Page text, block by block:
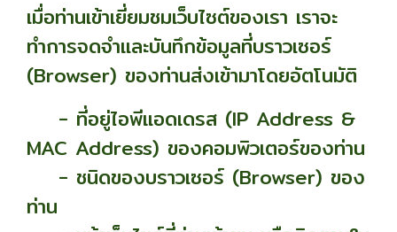
เมื่อท่านเข้าเยี่ยมชมเว็บไซต์ของเรา เราจะ
ทำการจดจำและบันทึกข้อมูลที่บราวเซอร์
(Browser) ของท่านส่งเข้ามาโดยอัตโนมัติ
- ที่อยู่ไอพีแอดเดรส (IP Address &
MAC Address) ของคอมพิวเตอร์ของท่าน
- ชนิดของบราวเซอร์ (Browser) ของ
ท่าน